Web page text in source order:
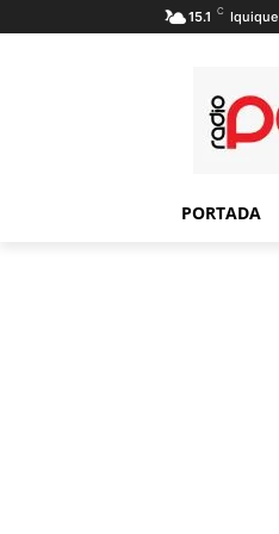
15.1 C Iquique
PORTADA